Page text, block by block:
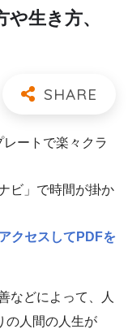
生き方、
ートで楽々クラ
ビ」で時間が掛か
クセスしてPDFを
などによって、人
の人間の人生が